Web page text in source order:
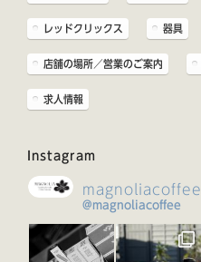
レッドクリックス 器具
店舗の場所／営業のご案内
求人情報
Instagram
magnoliacoffee
@magnoliacoffee